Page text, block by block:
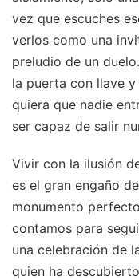
vez que escuches
verlos como una
preludio de un
la puerta con llave
quiera que nadie
ser capaz de salir
Vivir con la ilusión
es el gran engaño
monumento
contamos para
una celebración de
quien ha